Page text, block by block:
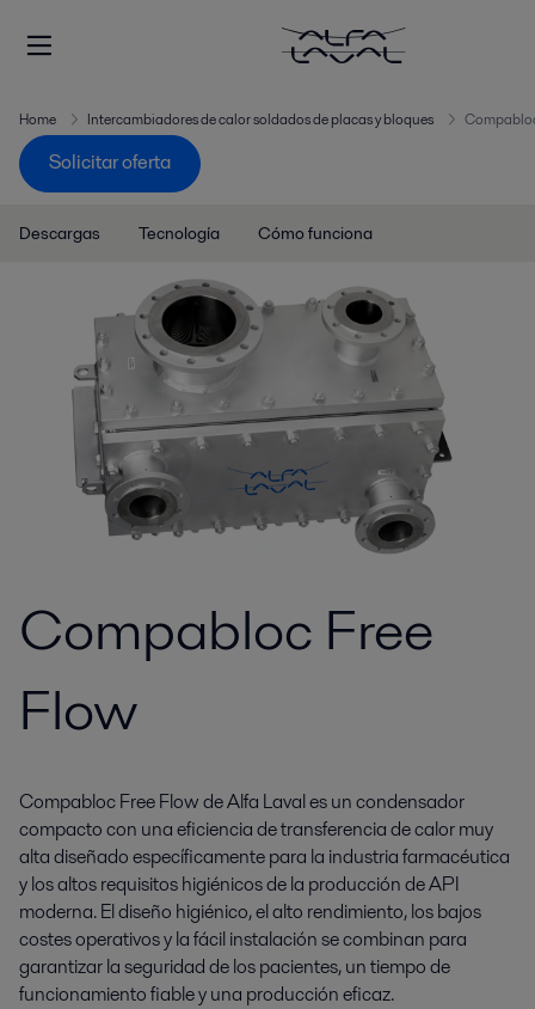
Home Intercambiadores de calor soldados de placas y bloques
Solicitar oferta
Descargas Tecnología Cómo funciona
Compabloc Free
Flow
Compabloc Free Flow de Alfa Laval es un condensador
compacto con una eficiencia de transferencia de calor muy
alta diseñado específicamente para la industria farmacéutica
y los altos requisitos higiénicos de la producción de API
moderna. El diseño higiénico, el alto rendimiento, los bajos
costes operativos y la fácil instalación se combinan para
garantizar la seguridad de los pacientes, un tiempo de
funcionamiento fiable y una producción eficaz.